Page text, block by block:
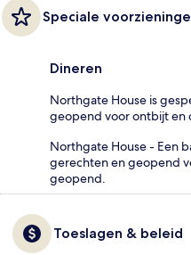
Speciale
Dineren
Northgate House is
geopend voor ontbijt en
Northgate House - Een
gerechten en geopend
geopend.
Toeslagen & beleid